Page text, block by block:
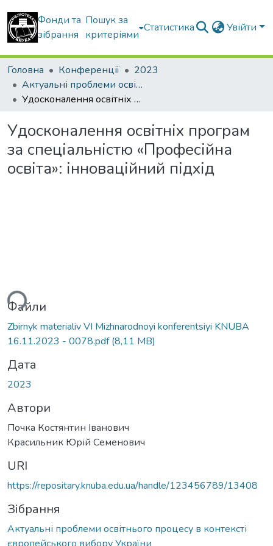
Фонди та
зібрання
Пошук за
критеріями
Статистика Увійти
Головна Конференції
2023
Актуальні проблеми освітнього процесу в контексті європейського вибору України
Удосконалення освітніх програм за спеціальністю «Професійна освіта»: інноваційний підхід
Удосконалення освітніх програм
за спеціальністю «Професійна
освіта»: інноваційний підхід
Файли
Zbirnyk materialiv VI Mizhnarodnoyi konferentsiyi KNUBA
16.11.2023 - 0078.pdf(8,11 MB)
Дата
2023
Автори
Почка Костянтин Іванович
Красильник Юрій Семенович
URI
https://repositary.knuba.edu.ua/handle/123456789/13408
Зібрання
Актуальні проблеми освітнього процесу в контексті